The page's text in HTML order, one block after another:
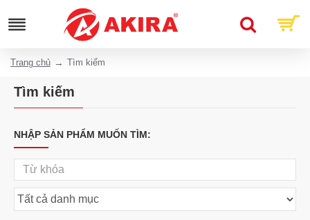
Trang chủ Tìm kiếm
Tìm kiếm
NHẬP SẢN PHẨM MUỐN TÌM: